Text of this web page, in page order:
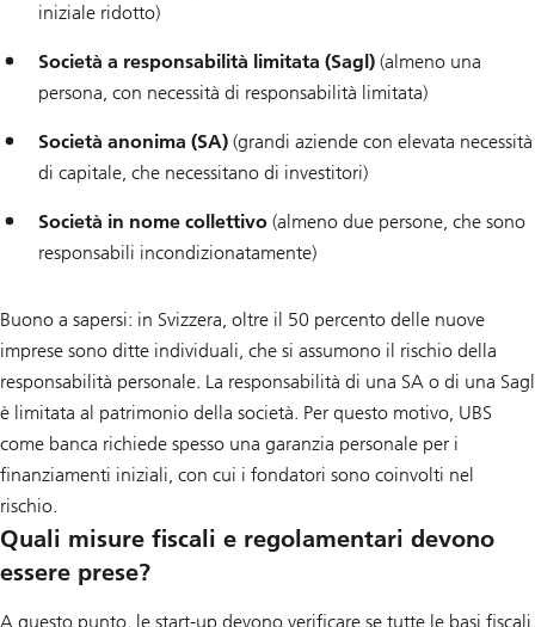
iniziale ridotto)
Società a responsabilità limitata (Sagl) (almeno una
persona, con necessità di responsabilità limitata)
Società anonima (SA) (grandi aziende con elevata necessità
di capitale, che necessitano di investitori)
Società in nome collettivo (almeno due persone, che sono
responsabili incondizionatamente)
Buono a sapersi: in Svizzera, oltre il 50 percento delle nuove
imprese sono ditte individuali, che si assumono il rischio della
responsabilità personale. La responsabilità di una SA o di una Sagl
è limitata al patrimonio della società. Per questo motivo, UBS
come banca richiede spesso una garanzia personale per i
finanziamenti iniziali, con cui i fondatori sono coinvolti nel
rischio.
Quali misure fiscali e regolamentari devono
essere prese?
A questo punto, le start-up devono verificare se tutte le basi fiscali